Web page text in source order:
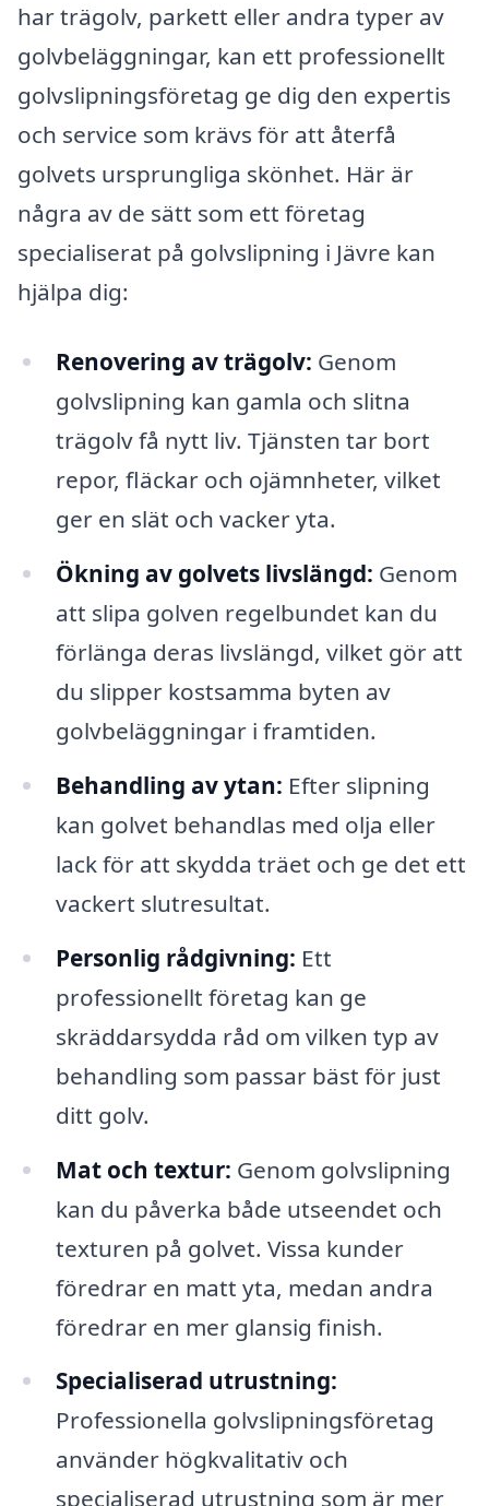
har trägolv, parkett eller andra typer av
golvbeläggningar, kan ett professionellt
golvslipningsföretag ge dig den expertis
och service som krävs för att återfå
golvets ursprungliga skönhet. Här är
några av de sätt som ett företag
specialiserat på golvslipning i Jävre kan
hjälpa dig:
Renovering av trägolv: Genom
golvslipning kan gamla och slitna
trägolv få nytt liv. Tjänsten tar bort
repor, fläckar och ojämnheter, vilket
ger en slät och vacker yta.
Ökning av golvets livslängd: Genom
att slipa golven regelbundet kan du
förlänga deras livslängd, vilket gör att
du slipper kostsamma byten av
golvbeläggningar i framtiden.
Behandling av ytan: Efter slipning
kan golvet behandlas med olja eller
lack för att skydda träet och ge det ett
vackert slutresultat.
Personlig rådgivning: Ett
professionellt företag kan ge
skräddarsydda råd om vilken typ av
behandling som passar bäst för just
ditt golv.
Mat och textur: Genom golvslipning
kan du påverka både utseendet och
texturen på golvet. Vissa kunder
föredrar en matt yta, medan andra
föredrar en mer glansig finish.
Specialiserad utrustning:
Professionella golvslipningsföretag
använder högkvalitativ och
specialiserad utrustning som är mer